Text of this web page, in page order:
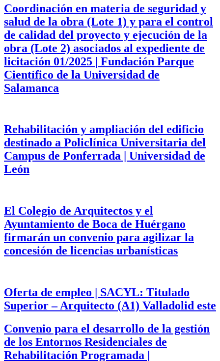
Coordinación en materia de seguridad y
salud de la obra (Lote 1) y para el control
de calidad del proyecto y ejecución de la
obra (Lote 2) asociados al expediente de
licitación 01/2025 | Fundación Parque
Científico de la Universidad de
Salamanca
Rehabilitación y ampliación del edificio
destinado a Policlínica Universitaria del
Campus de Ponferrada | Universidad de
León
El Colegio de Arquitectos y el
Ayuntamiento de Boca de Huérgano
firmarán un convenio para agilizar la
concesión de licencias urbanísticas
Oferta de empleo | SACYL: Titulado
Superior – Arquitecto (A1) Valladolid este
Convenio para el desarrollo de la gestión
de los Entornos Residenciales de
Rehabilitación Programada |